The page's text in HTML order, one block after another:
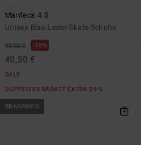
Manteca 4 S
Unisex Blau Leder-Skate-Schuhe
90,00 € 55%
40,50 €
SALE
DOPPELTER RABATT EXTRA 25 %
BRANDNEU